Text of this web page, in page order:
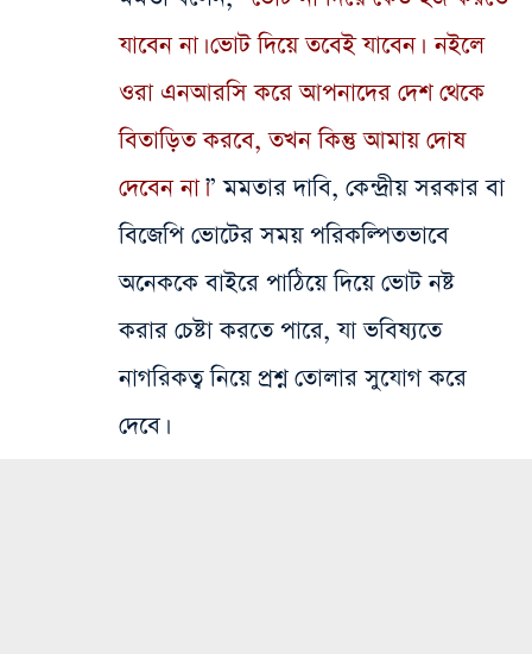
যাবেন না। ভোট দিয়ে তবেই যাবেন। নইলে
ওরা এনআরসি করে আপনাদের দেশ থেকে
বিতাড়িত করবে, তখন কিন্তু আমায় দোষ
দেবেন না।” মমতার দাবি, কেন্দ্রীয় সরকার বা
বিজেপি ভোটের সময় পরিকল্পিতভাবে
অনেককে বাইরে পাঠিয়ে দিয়ে ভোট নষ্ট
করার চেষ্টা করতে পারে, যা ভবিষ্যতে
নাগরিকত্ব নিয়ে প্রশ্ন তোলার সুযোগ করে
দেবে।